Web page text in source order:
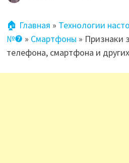
🏠 Главная » Технологии
№❼ » Смартфоны » Признаки
телефона, смартфона и